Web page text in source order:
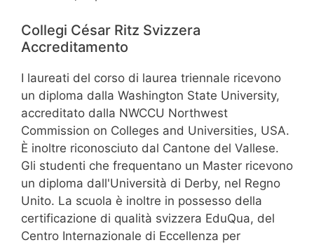
Collegi César Ritz Svizzera
Accreditamento
I laureati del corso di laurea triennale ricevono
un diploma dalla Washington State University,
accreditato dalla NWCCU Northwest
Commission on Colleges and Universities, USA.
È inoltre riconosciuto dal Cantone del Vallese.
Gli studenti che frequentano un Master ricevono
un diploma dall'Università di Derby, nel Regno
Unito. La scuola è inoltre in possesso della
certificazione di qualità svizzera EduQua, del
Centro Internazionale di Eccellenza per